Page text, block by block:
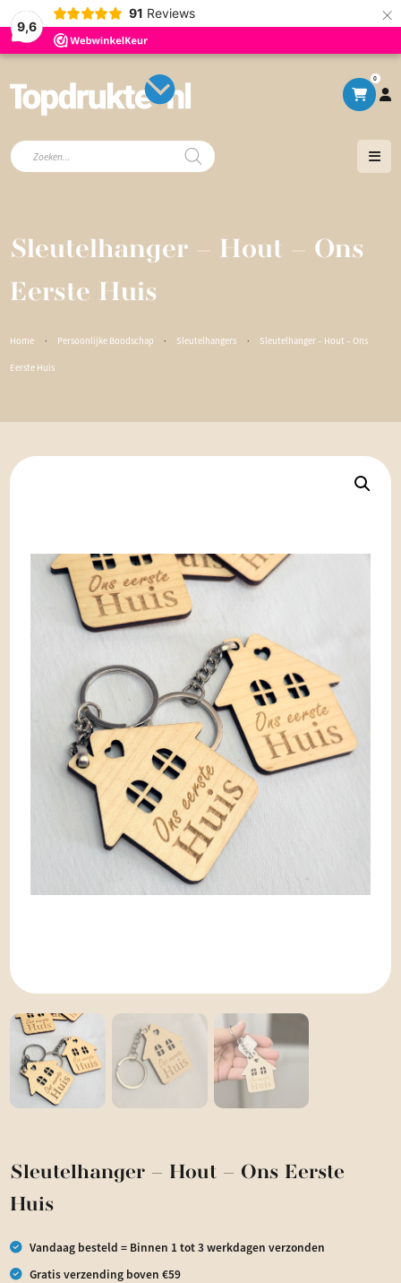
9,6
91 Reviews ×
0
Producten
zoeken
Sleutelhanger – Hout – Ons
Eerste Huis
Home · Persoonlijke Boodschap · Sleutelhangers · Sleutelhanger – Hout – Ons
Eerste Huis
Sleutelhanger – Hout – Ons Eerste
Huis
Vandaag besteld = Binnen 1 tot 3 werkdagen verzonden
Gratis verzending boven €59